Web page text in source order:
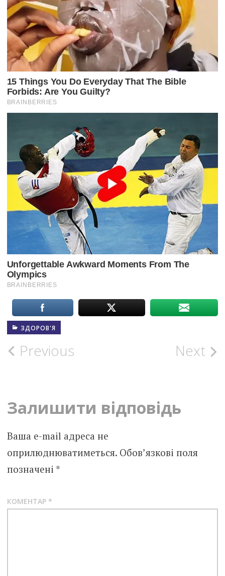
ЗДОРОВ'Я
Post
Previous Next
Залишити відповідь
Ваша e-mail адреса не
оприлюднюватиметься. Обов’язкові поля
позначені *
КОМЕНТАР *